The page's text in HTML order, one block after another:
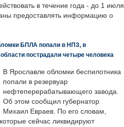
в течение года - до 1 июля
предоставлять информацию о
БПЛА попали в НПЗ, в
пострадали четыре человека
В Ярославле обломки беспилотника
попали в резервуар
нефтеперерабатывающего завода.
Об этом сообщил губернатор
Михаил Евраев. По его словам,
сейчас ликвидируют